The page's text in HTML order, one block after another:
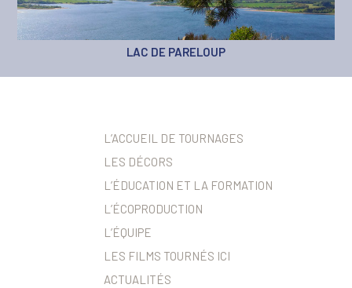
LAC DE PARELOUP
VIGNOBLE DE MARCILLAC-VALLON
L’ACCUEIL DE TOURNAGES
LES DÉCORS
L’ÉDUCATION ET LA FORMATION
L’ÉCOPRODUCTION
L’ÉQUIPE
LES FILMS TOURNÉS ICI
ACTUALITÉS